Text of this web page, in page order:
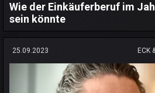
Wie der Einkäuferberuf im
sein könnte
25.09.2023 ECK